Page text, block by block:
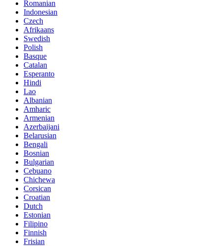
Romanian
Indonesian
Czech
Afrikaans
Swedish
Polish
Basque
Catalan
Esperanto
Hindi
Lao
Albanian
Amharic
Armenian
Azerbaijani
Belarusian
Bengali
Bosnian
Bulgarian
Cebuano
Chichewa
Corsican
Croatian
Dutch
Estonian
Filipino
Finnish
Frisian